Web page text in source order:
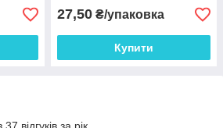
27,50 ₴/упаковка
Купити